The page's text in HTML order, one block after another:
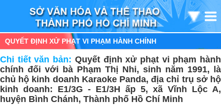
QUYẾT ĐỊNH XỬ PHẠT VI PHẠM HÀNH CHÍNH
Chi tiết văn bản: Quyết định xử phạt vi phạm hành
chính đối với bà Phạm Thị Nhi, sinh năm 1991, là
chủ hộ kinh doanh Karaoke Panda, địa chỉ trụ sở hộ
kinh doanh: E1/3G - E1/3H ấp 5, xã Vĩnh Lộc A,
huyện Bình Chánh, Thành phố Hồ Chí Minh